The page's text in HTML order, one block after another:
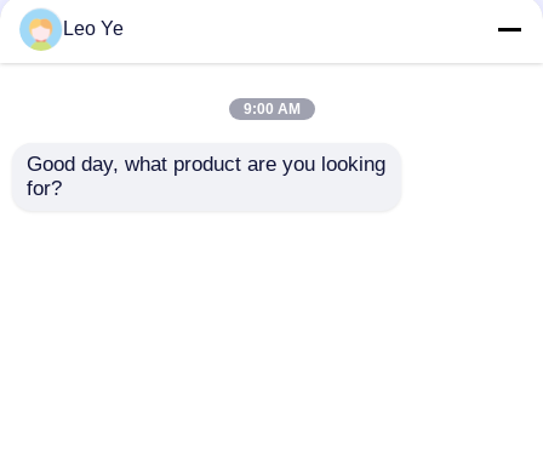
Profilo amichevole del
PVC U di Eco grande
laminazione delle porte
Fuori dell'estrusione di
per l'angolo della
parete e del soffitto
Leo Ye
9:00 AM
Good day, what product are you looking
for?